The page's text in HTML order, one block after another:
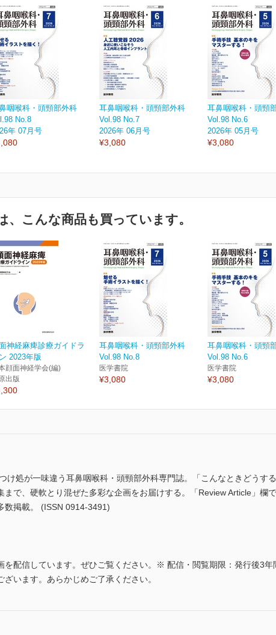
咽喉科・頭頸部外科
No.8
年 07月号
耳鼻咽喉科・頭頸部外科
Vol.98 No.7
2026年 06月号
¥3,080
耳鼻咽喉科・頭頸
Vol.98 No.6
2026年 05月号
¥3,080
、こんな商品も買っています。
神経麻痺診療ガイドラ
2023年版
顔面神経学会(編)
出版
耳鼻咽喉科・頭頸部外科
Vol.98 No.8
医学書院
¥3,080
耳鼻咽喉科・頭頸
Vol.98 No.6
医学書院
¥3,080
処が一味違う耳鼻咽喉科・頭頸部外科専門誌。「こんなときどうす
で、硬軟とり混ぜた多彩な企画をお届けする。「Review Article」欄
数掲載。 (ISSN 0914-3491)
を配信しています。ぜひご覧ください。※ 配信・閲覧期限：発行後3
います。あらかじめご了承ください。